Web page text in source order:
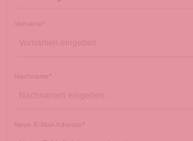
Vorname*
Nachname*
Neue E-Mail-Adresse*